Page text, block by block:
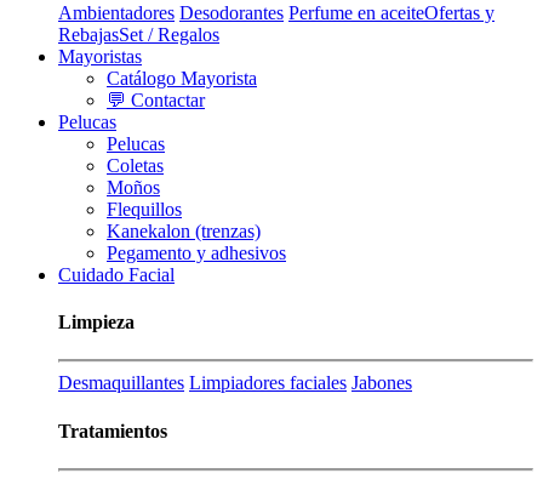
Ambientadores Desodorantes Perfume en aceiteOfertas y
RebajasSet / Regalos
Mayoristas
Catálogo Mayorista
💬 Contactar
Pelucas
Pelucas
Coletas
Moños
Flequillos
Kanekalon (trenzas)
Pegamento y adhesivos
Cuidado Facial
Limpieza
Desmaquillantes Limpiadores faciales Jabones
Tratamientos